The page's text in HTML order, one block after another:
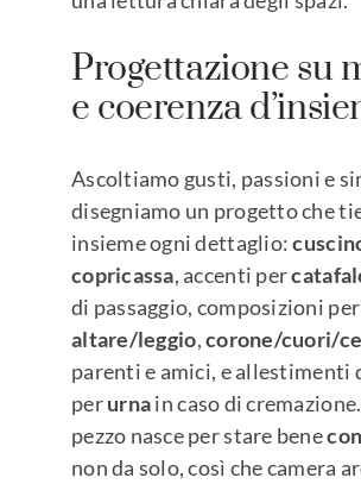
Progettazione su
e coerenza
Ascoltiamo gusti, passioni e
disegniamo un progetto che
insieme ogni dettaglio:
copricassa, accenti per
di passaggio, composizioni per
altare/leggio,corone/cuori/
parenti e amici, e allestimenti
perurnain caso di
pezzo nasce per stare bene
non da solo, così che camera